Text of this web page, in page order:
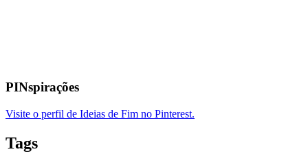
PINspirações
Visite o perfil de Ideias de Fim no Pinterest.
Tags